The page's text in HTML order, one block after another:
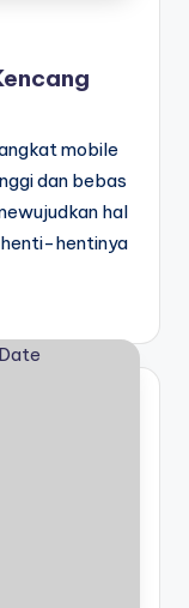
mobile
dan bebas
hal
henti-hentinya